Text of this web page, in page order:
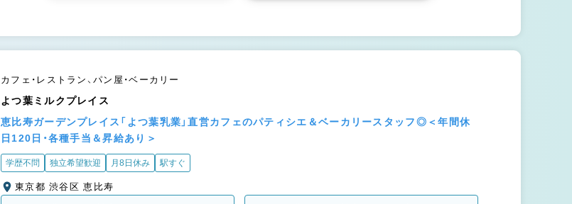
カフェ・レストラン、パン屋・ベーカリー
よつ葉ミルクプレイス
恵比寿ガーデンプレイス「よつ葉乳業」直営カフェのパティシエ＆ベーカリースタッフ◎＜年間休
日120日・各種手当＆昇給あり＞
学歴不問 独立希望歓迎 月8日休み 駅すぐ
東京都 渋谷区 恵比寿